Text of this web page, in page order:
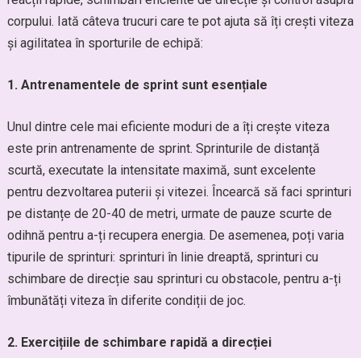
corpului. Iată câteva trucuri care te pot ajuta să îți crești viteza
și agilitatea în sporturile de echipă:
1. Antrenamentele de sprint sunt esențiale
Unul dintre cele mai eficiente moduri de a îți crește viteza
este prin antrenamente de sprint. Sprinturile de distanță
scurtă, executate la intensitate maximă, sunt excelente
pentru dezvoltarea puterii și vitezei. Încearcă să faci sprinturi
pe distanțe de 20-40 de metri, urmate de pauze scurte de
odihnă pentru a-ți recupera energia. De asemenea, poți varia
tipurile de sprinturi: sprinturi în linie dreaptă, sprinturi cu
schimbare de direcție sau sprinturi cu obstacole, pentru a-ți
îmbunătăți viteza în diferite condiții de joc.
2. Exercițiile de schimbare rapidă a direcției